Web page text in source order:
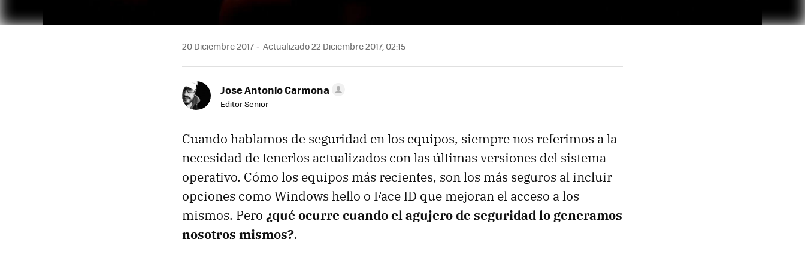
20 Diciembre 2017 Actualizado 22 Diciembre 2017, 02:15
Jose Antonio Carmona
Editor Senior
Cuando hablamos de seguridad en los equipos, siempre nos referimos a la
necesidad de tenerlos actualizados con las últimas versiones del sistema
operativo. Cómo los equipos más recientes, son los más seguros al incluir
opciones como Windows hello o Face ID que mejoran el acceso a los
mismos. Pero ¿qué ocurre cuando el agujero de seguridad lo generamos
nosotros mismos?.